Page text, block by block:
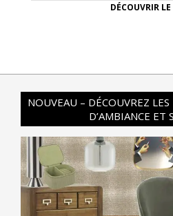
DÉCOUVRIR
NOUVEAU – DÉCOUVREZ
D’AMBIANCE ET